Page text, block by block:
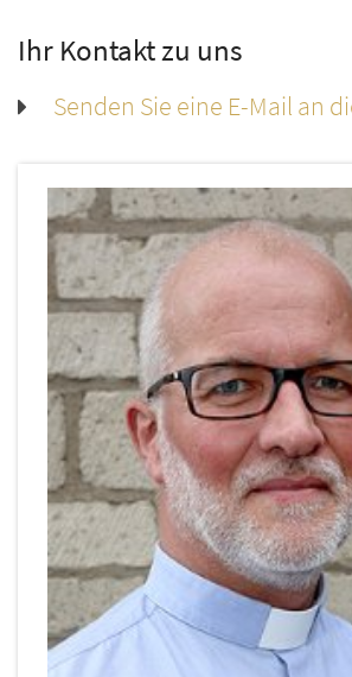
Ihr Kontakt zu uns
Senden Sie eine E-Mail an